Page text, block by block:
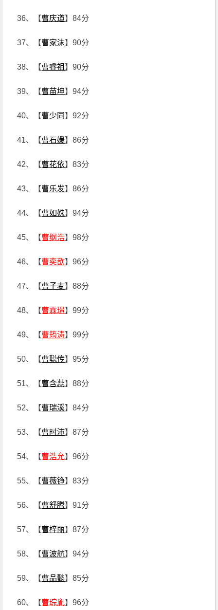
36、【曹庆道】84分
37、【曹家沫】90分
38、【曹睿祖 】90分
39、【曹苗坤】94分
40、【曹少同 】92分
41、【曹石媛】86分
42、【曹花依】83分
43、【曹乐发】86分
44、【曹如姝】94分
45、【曹纲浩】98分
46、【曹奕歆】96分
47、【曹子麦】88分
48、【曹霖璟】99分
49、【曹筠涛】99分
50、【曹聪传】95分
51、【曹含蕊】88分
52、【曹瑞溪】84分
53、【曹时沛】87分
54、【曹浩允】96分
55、【曹薇铮】83分
56、【曹舒腾】91分
57、【曹梓丽】87分
58、【曹波航】94分
59、【曹品懿】85分
60、【曹琮胤】96分